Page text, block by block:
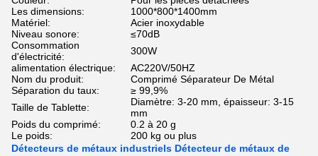
Les dimensions:
1000*800*1400mm
Matériel:
Acier inoxydable
Niveau sonore:
≤70dB
Consommation
d'électricité:
300W
alimentation électrique:
AC220V/50HZ
Nom du produit:
Comprimé Séparateur De Métal
Séparation du taux:
≥ 99,9%
Taille de Tablette:
Diamètre: 3-20 mm, épaisseur: 3-15
mm
Poids du comprimé:
0.2 à 20 g
Le poids:
200 kg ou plus
Détecteurs de métaux industriels Détecteur de métaux de